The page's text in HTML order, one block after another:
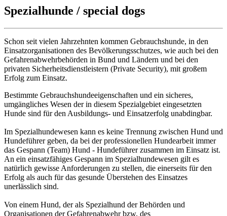
Spezialhunde / special dogs
Schon seit vielen Jahrzehnten kommen Gebrauchshunde, in den
Einsatzorganisationen des Bevölkerungsschutzes, wie auch bei den
Gefahrenabwehrbehörden in Bund und Ländern und bei den
privaten Sicherheitsdienstleistern (Private Security), mit großem
Erfolg zum Einsatz.
Bestimmte Gebrauchshundeeigenschaften und ein sicheres,
umgängliches Wesen der in diesem Spezialgebiet eingesetzten
Hunde sind für den Ausbildungs- und Einsatzerfolg unabdingbar.
Im Spezialhundewesen kann es keine Trennung zwischen Hund und
Hundeführer geben, da bei der professionellen Hundearbeit immer
das Gespann (Team) Hund - Hundeführer zusammen im Einsatz ist.
An ein einsatzfähiges Gespann im Spezialhundewesen gilt es
natürlich gewisse Anforderungen zu stellen, die einerseits für den
Erfolg als auch für das gesunde Überstehen des Einsatzes
unerlässlich sind.
Von einem Hund, der als Spezialhund der Behörden und
Organisationen der Gefahrenabwehr bzw. des